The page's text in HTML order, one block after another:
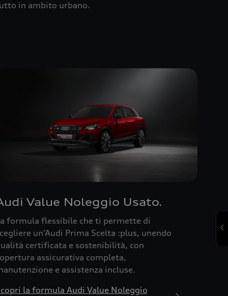
in ambito urbano.
Value Noleggio Usato.
formula flessibile che ti permette di
un’Audi Prima Scelta :plus, unendo
certificata e sostenibilità, con
assicurativa completa,
e assistenza incluse.
la formula Audi Value Noleggio